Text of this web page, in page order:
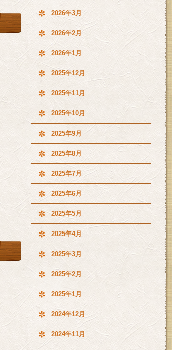
2026年3月
2026年2月
2026年1月
2025年12月
2025年11月
2025年10月
2025年9月
2025年8月
2025年7月
2025年6月
2025年5月
2025年4月
2025年3月
2025年2月
2025年1月
2024年12月
2024年11月